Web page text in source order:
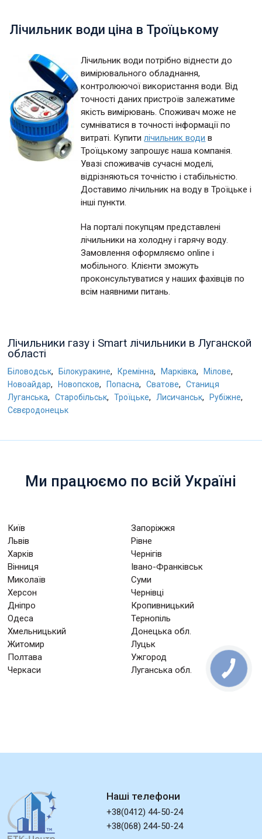
Лічильник води ціна в Троїцькому
Лічильник води потрібно віднести до
вимірювального обладнання,
контролюючої використання води. Від
точності даних пристроїв залежатиме
якість вимірювань. Споживач може не
сумніватися в точності інформації по
витраті. Купитилічильник води в
Троїцькому запрошує наша компанія.
Увазі споживачів сучасні моделі,
відрізняються точністю і стабільністю.
Доставимо лічильник на воду в Троїцьке і
інші пункти.
На порталі покупцям представлені
лічильники на холодну і гарячу воду.
Замовлення оформляємо online і
мобільного. Клієнти зможуть
проконсультуватися у наших фахівців по
всім наявними питань.
Лічильники газу і Smart лічильники в Луганской
області
Біловодськ, Білокуракине, Кремінна, Марківка, Мілове,
Новоайдар, Новопсков, Попасна, Сватове,
Станиця
Луганська, Старобільськ, Троїцьке, Лисичанськ, Рубіжне,
Сєвєродонецьк
Ми працюємо по всій Україні
Київ
Запоріжжя
Львів
Рівне
Харків
Чернігів
Вінниця
Івано-Франківськ
Миколаїв
Суми
Херсон
Чернівці
Дніпро
Кропивницький
Одеса
Тернопіль
Хмельницький
Донецька обл.
Житомир
Луцьк
Полтава
Ужгород
Черкаси
Луганська обл.
Наші телефони
+38(0412) 44-50-24
+38(068) 244-50-24